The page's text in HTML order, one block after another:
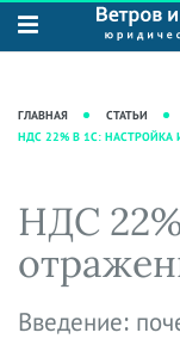
О нас
Рекомендации
Преимущества
фирмы
Кейсы
Вакансии
Юридические
Налоговая
Сопровождение
Ведение
Защита активов
База знаний
практики"
Новости
Аудиоподкасты
Видеоподкасты
Справочная
ГЛАВНАЯ СТАТЬИ
НДС 22% В 1С: НАСТРОЙКА
НДС
Введение: